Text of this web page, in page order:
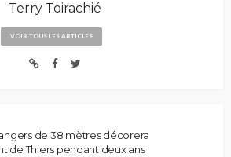
Terry Toirachié
VOIR TOUS LES ARTICLES
de 38 mètres décorera
de Thiers pendant deux ans